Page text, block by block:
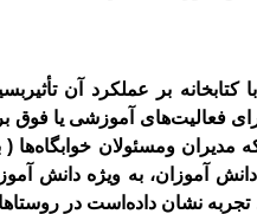
بر عملکرد آن
فعالیت‌های آموزشی یا فوق
ومسئولان خوابگاه‌ها
دانش آموزان، به ویژه دانش
تجربه نشان داده‌است در